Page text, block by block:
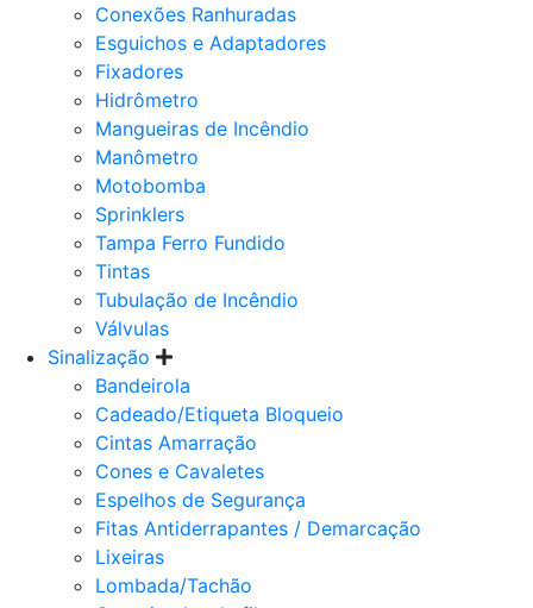
Conexões Ranhuradas
Esguichos e Adaptadores
Fixadores
Hidrômetro
Mangueiras de Incêndio
Manômetro
Motobomba
Sprinklers
Tampa Ferro Fundido
Tintas
Tubulação de Incêndio
Válvulas
Sinalização
Bandeirola
Cadeado/Etiqueta Bloqueio
Cintas Amarração
Cones e Cavaletes
Espelhos de Segurança
Fitas Antiderrapantes / Demarcação
Lixeiras
Lombada/Tachão